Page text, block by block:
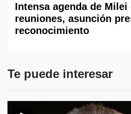
Intensa agenda de Milei
reuniones, asunción
reconocimiento
Te puede interesar